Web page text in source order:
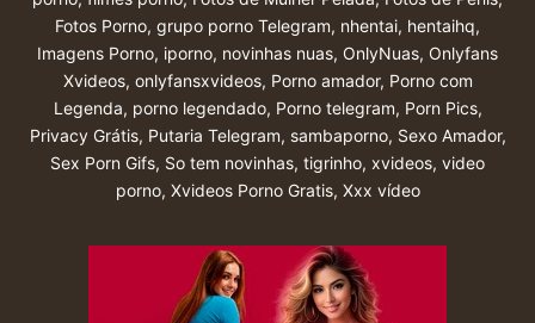
Fotos Porno, grupo porno Telegram, nhentai, hentaihq,
Imagens Porno, iporno, novinhas nuas, OnlyNuas, Onlyfans
Xvideos, onlyfansxvideos, Porno amador, Porno com
Legenda, porno legendado, Porno telegram, Porn Pics,
Privacy Grátis, Putaria Telegram, sambaporno, Sexo Amador,
Sex Porn Gifs, So tem novinhas, tigrinho, xvideos, video
porno, Xvideos Porno Gratis, Xxx vídeo